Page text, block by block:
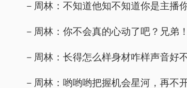
－周林：不知道他知不知道你是主播
－周林：你不会真的心动了吧？兄弟
－周林：长得怎么样身材咋样声音好
－周林：哟哟哟把握机会星河，再不